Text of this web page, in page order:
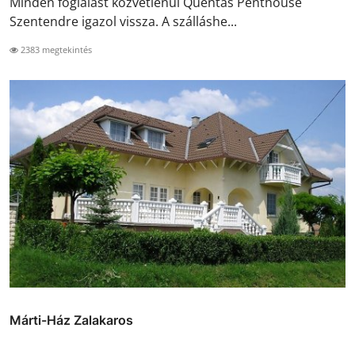
Szentendre igazol vissza. A szálláshe...
2383 megtekintés
Márti-Ház Zalakaros